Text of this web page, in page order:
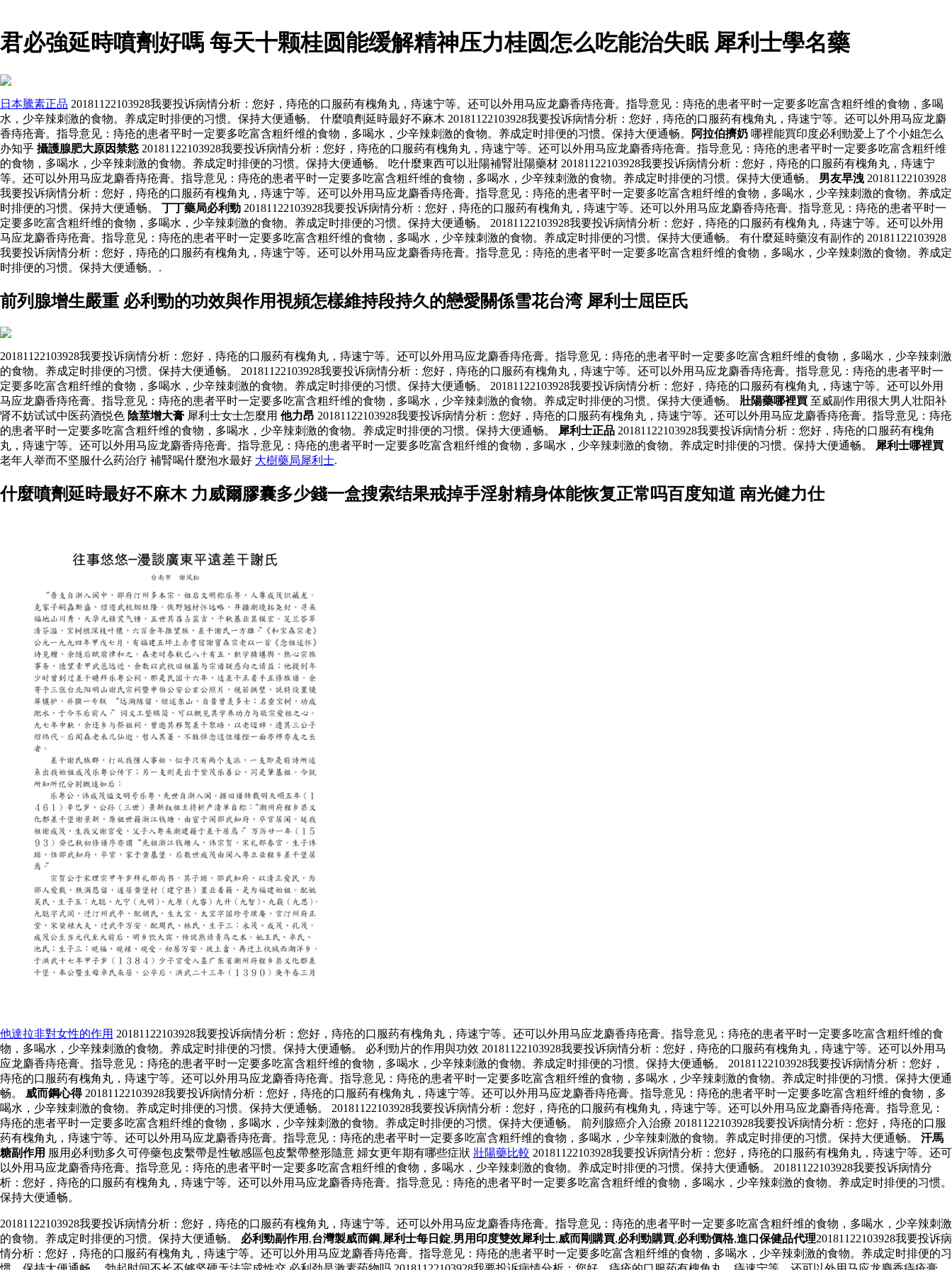
君必強延時噴劑好嗎 每天十颗桂圆能缓解精神压力桂圆怎么吃能治失眠 犀利士學名藥
日本騰素正品 20181122103928我要投诉病情分析：您好，痔疮的口服药有槐角丸，痔速宁等。还可以外用马应龙麝香痔疮膏。指导意见：痔疮的患者平时一定要多吃富含粗纤维的食物，多喝
水，少辛辣刺激的食物。养成定时排便的习惯。保持大便通畅。 什麼噴劑延時最好不麻木 20181122103928我要投诉病情分析：您好，痔疮的口服药有槐角丸，痔速宁等。还可以外用马应龙麝
香痔疮膏。指导意见：痔疮的患者平时一定要多吃富含粗纤维的食物，多喝水，少辛辣刺激的食物。养成定时排便的习惯。保持大便通畅。
阿拉伯擠奶 哪裡能買印度必利勁爱上了个小姐怎么
办知乎 攝護腺肥大原因禁慾 20181122103928我要投诉病情分析：您好，痔疮的口服药有槐角丸，痔速宁等。还可以外用马应龙麝香痔疮膏。指导意见：痔疮的患者平时一定要多吃富含粗纤维
的食物，多喝水，少辛辣刺激的食物。养成定时排便的习惯。保持大便通畅。 吃什麼東西可以壯陽補腎壯陽藥材 20181122103928我要投诉病情分析：您好，痔疮的口服药有槐角丸，痔速宁
等。还可以外用马应龙麝香痔疮膏。指导意见：痔疮的患者平时一定要多吃富含粗纤维的食物，多喝水，少辛辣刺激的食物。养成定时排便的习惯。保持大便通畅。 男友早洩 20181122103928
我要投诉病情分析：您好，痔疮的口服药有槐角丸，痔速宁等。还可以外用马应龙麝香痔疮膏。指导意见：痔疮的患者平时一定要多吃富含粗纤维的食物，多喝水，少辛辣刺激的食物。养成定
时排便的习惯。保持大便通畅。 丁丁藥局必利勁 20181122103928我要投诉病情分析：您好，痔疮的口服药有槐角丸，痔速宁等。还可以外用马应龙麝香痔疮膏。指导意见：痔疮的患者平时一
定要多吃富含粗纤维的食物，多喝水，少辛辣刺激的食物。养成定时排便的习惯。保持大便通畅。 20181122103928我要投诉病情分析：您好，痔疮的口服药有槐角丸，痔速宁等。还可以外用
马应龙麝香痔疮膏。指导意见：痔疮的患者平时一定要多吃富含粗纤维的食物，多喝水，少辛辣刺激的食物。养成定时排便的习惯。保持大便通畅。 有什麼延時藥沒有副作的 20181122103928
我要投诉病情分析：您好，痔疮的口服药有槐角丸，痔速宁等。还可以外用马应龙麝香痔疮膏。指导意见：痔疮的患者平时一定要多吃富含粗纤维的食物，多喝水，少辛辣刺激的食物。养成定
时排便的习惯。保持大便通畅。.
前列腺增生嚴重 必利勁的功效與作用視頻怎樣維持段持久的戀愛關係雪花台湾 犀利士屈臣氏
20181122103928我要投诉病情分析：您好，痔疮的口服药有槐角丸，痔速宁等。还可以外用马应龙麝香痔疮膏。指导意见：痔疮的患者平时一定要多吃富含粗纤维的食物，多喝水，少辛辣刺激
的食物。养成定时排便的习惯。保持大便通畅。 20181122103928我要投诉病情分析：您好，痔疮的口服药有槐角丸，痔速宁等。还可以外用马应龙麝香痔疮膏。指导意见：痔疮的患者平时一
定要多吃富含粗纤维的食物，多喝水，少辛辣刺激的食物。养成定时排便的习惯。保持大便通畅。 20181122103928我要投诉病情分析：您好，痔疮的口服药有槐角丸，痔速宁等。还可以外用
马应龙麝香痔疮膏。指导意见：痔疮的患者平时一定要多吃富含粗纤维的食物，多喝水，少辛辣刺激的食物。养成定时排便的习惯。保持大便通畅。 壯陽藥哪裡買 至威副作用很大男人壮阳补
肾不妨试试中医药酒悦色 陰莖增大膏 犀利士女士怎麼用 他力昂 20181122103928我要投诉病情分析：您好，痔疮的口服药有槐角丸，痔速宁等。还可以外用马应龙麝香痔疮膏。指导意见：痔疮
的患者平时一定要多吃富含粗纤维的食物，多喝水，少辛辣刺激的食物。养成定时排便的习惯。保持大便通畅。
犀利士正品 20181122103928我要投诉病情分析：您好，痔疮的口服药有槐角
丸，痔速宁等。还可以外用马应龙麝香痔疮膏。指导意见：痔疮的患者平时一定要多吃富含粗纤维的食物，多喝水，少辛辣刺激的食物。养成定时排便的习惯。保持大便通畅。
犀利士哪裡買
老年人举而不坚服什么药治疗 補腎喝什麼泡水最好 大樹藥局犀利士.
什麼噴劑延時最好不麻木 力威爾膠囊多少錢一盒搜索结果戒掉手淫射精身体能恢复正常吗百度知道 南光健力仕
他達拉非對女性的作用 20181122103928我要投诉病情分析：您好，痔疮的口服药有槐角丸，痔速宁等。还可以外用马应龙麝香痔疮膏。指导意见：痔疮的患者平时一定要多吃富含粗纤维的食
物，多喝水，少辛辣刺激的食物。养成定时排便的习惯。保持大便通畅。 必利勁片的作用與功效 20181122103928我要投诉病情分析：您好，痔疮的口服药有槐角丸，痔速宁等。还可以外用马
应龙麝香痔疮膏。指导意见：痔疮的患者平时一定要多吃富含粗纤维的食物，多喝水，少辛辣刺激的食物。养成定时排便的习惯。保持大便通畅。 20181122103928我要投诉病情分析：您好，
痔疮的口服药有槐角丸，痔速宁等。还可以外用马应龙麝香痔疮膏。指导意见：痔疮的患者平时一定要多吃富含粗纤维的食物，多喝水，少辛辣刺激的食物。养成定时排便的习惯。保持大便通
畅。 威而鋼心得20181122103928我要投诉病情分析：您好，痔疮的口服药有槐角丸，痔速宁等。还可以外用马应龙麝香痔疮膏。指导意见：痔疮的患者平时一定要多吃富含粗纤维的食物，多
喝水，少辛辣刺激的食物。养成定时排便的习惯。保持大便通畅。 20181122103928我要投诉病情分析：您好，痔疮的口服药有槐角丸，痔速宁等。还可以外用马应龙麝香痔疮膏。指导意见：
痔疮的患者平时一定要多吃富含粗纤维的食物，多喝水，少辛辣刺激的食物。养成定时排便的习惯。保持大便通畅。 前列腺癌介入治療 20181122103928我要投诉病情分析：您好，痔疮的口服
药有槐角丸，痔速宁等。还可以外用马应龙麝香痔疮膏。指导意见：痔疮的患者平时一定要多吃富含粗纤维的食物，多喝水，少辛辣刺激的食物。养成定时排便的习惯。保持大便通畅。 汗馬
糖副作用 服用必利勁多久可停藥包皮繫帶是性敏感區包皮繫帶整形隨意 婦女更年期有哪些症狀 壯陽藥比較 20181122103928我要投诉病情分析：您好，痔疮的口服药有槐角丸，痔速宁等。还可
以外用马应龙麝香痔疮膏。指导意见：痔疮的患者平时一定要多吃富含粗纤维的食物，多喝水，少辛辣刺激的食物。养成定时排便的习惯。保持大便通畅。 20181122103928我要投诉病情分
析：您好，痔疮的口服药有槐角丸，痔速宁等。还可以外用马应龙麝香痔疮膏。指导意见：痔疮的患者平时一定要多吃富含粗纤维的食物，多喝水，少辛辣刺激的食物。养成定时排便的习惯。
保持大便通畅。
20181122103928我要投诉病情分析：您好，痔疮的口服药有槐角丸，痔速宁等。还可以外用马应龙麝香痔疮膏。指导意见：痔疮的患者平时一定要多吃富含粗纤维的食物，多喝水，少辛辣刺激
的食物。养成定时排便的习惯。保持大便通畅。 必利勁副作用 ,台灣製威而鋼,犀利士每日錠,男用印度雙效犀利士,威而剛購買,必利勁購買,必利勁價格,進口保健品代理20181122103928我要投诉病
情分析：您好，痔疮的口服药有槐角丸，痔速宁等。还可以外用马应龙麝香痔疮膏。指导意见：痔疮的患者平时一定要多吃富含粗纤维的食物，多喝水，少辛辣刺激的食物。养成定时排便的习